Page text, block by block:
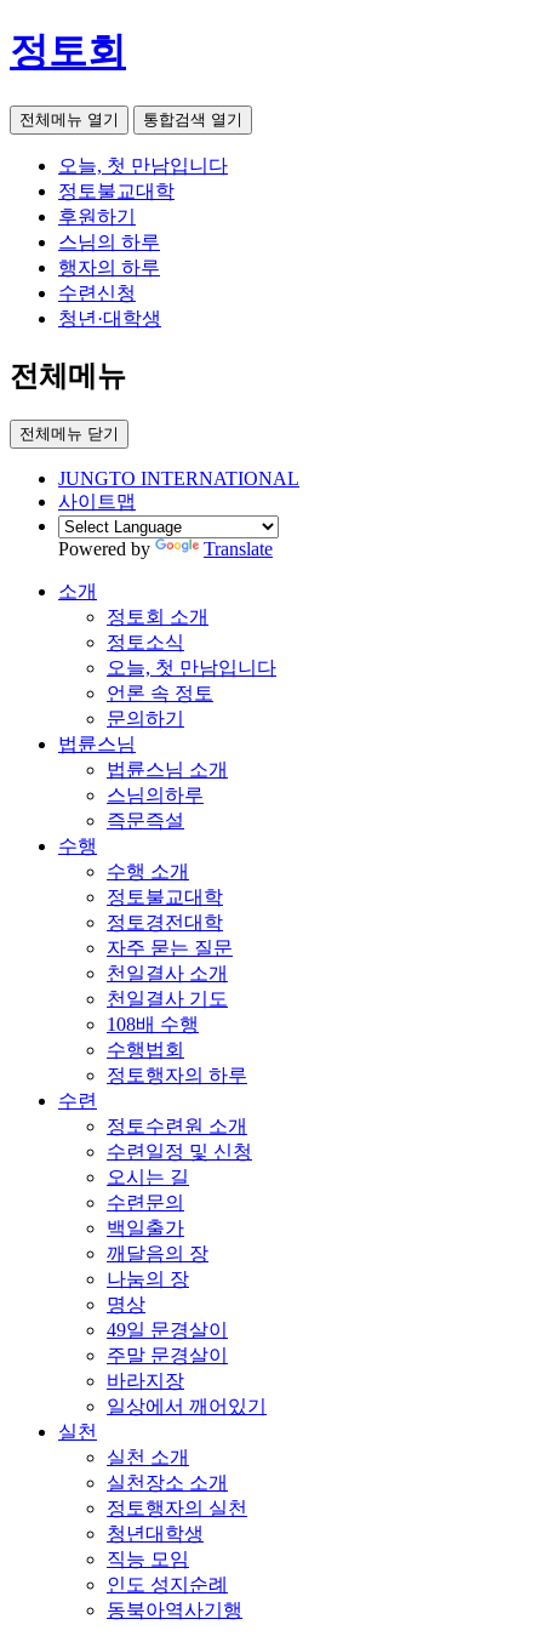
정토회
전체메뉴 열기 통합검색 열기
오늘, 첫 만남입니다
정토불교대학
후원하기
스님의 하루
행자의 하루
수련신청
청년·대학생
전체메뉴
전체메뉴 닫기
JUNGTO INTERNATIONAL
사이트맵
Powered by Translate
소개
정토회 소개
정토소식
오늘, 첫 만남입니다
언론 속 정토
문의하기
법륜스님
법륜스님 소개
스님의하루
즉문즉설
수행
수행 소개
정토불교대학
정토경전대학
자주 묻는 질문
천일결사 소개
천일결사 기도
108배 수행
수행법회
정토행자의 하루
수련
정토수련원 소개
수련일정 및 신청
오시는 길
수련문의
백일출가
깨달음의 장
나눔의 장
명상
49일 문경살이
주말 문경살이
바라지장
일상에서 깨어있기
실천
실천 소개
실천장소 소개
정토행자의 실천
청년대학생
직능 모임
인도 성지순례
동북아역사기행